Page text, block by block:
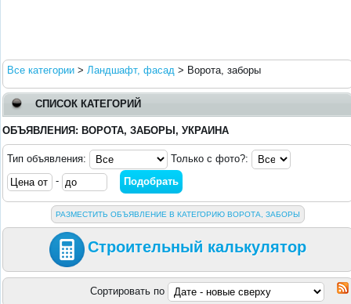
Все категории > Ландшафт, фасад > Ворота, заборы
СПИСОК КАТЕГОРИЙ
ОБЪЯВЛЕНИЯ: ВОРОТА, ЗАБОРЫ, УКРАИНА
Тип объявления:
Только с фото?:
-
РАЗМЕСТИТЬ ОБЪЯВЛЕНИЕ В КАТЕГОРИЮ ВОРОТА, ЗАБОРЫ
Строительный калькулятор
Сортировать по